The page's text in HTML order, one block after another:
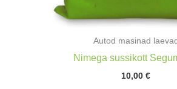
Autod masinad laevad
Nimega sussikott
10,00 €